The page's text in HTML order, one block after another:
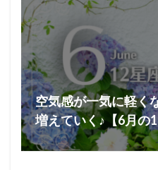
空気感が一気に軽く
増えていく♪【6月の